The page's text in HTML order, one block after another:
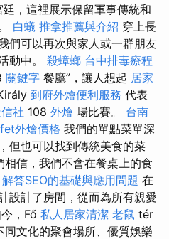
廷，這裡展示保留軍事傳統和
白蟻 推拿推薦與介紹 穿上長
們可以再次與家人或一群朋友
動中。 殺蟑螂 台中排毒療程
關鍵字 餐廳”，讓人想起 居家
到府外燴便利服務 代表
社 108 外燴 場比賽。 台南
外燴價格 我們的單點菜單深
但也可以找到傳統美食的菜
相信，我們不會在餐桌上的食
解答SEO的基礎與應用問題 在
設計了房間，從而為所有親愛
，Fő 私人居家清潔 老鼠 tér
同文化的聚會場所、優質娛樂